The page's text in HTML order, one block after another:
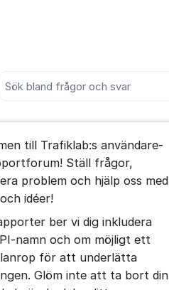
för inlägg/kommentar
till Trafiklab:s användare-
Ställ frågor,
problem och hjälp oss med
idéer!
ber vi dig inkludera
namn och om möjligt ett
för att underlätta
Glöm inte att ta bort din